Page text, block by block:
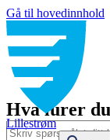
Gå til hovedinnhold
Lillestrøm
Hva lurer